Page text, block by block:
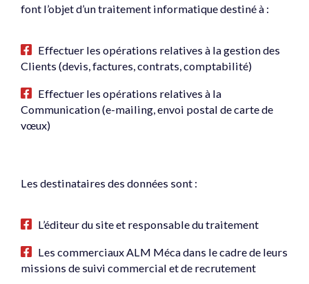
font l’objet d’un traitement informatique destiné à :
Effectuer les opérations relatives à la gestion des
Clients (devis, factures, contrats, comptabilité)
Effectuer les opérations relatives à la
Communication (e-mailing, envoi postal de carte de
vœux)
Les destinataires des données sont :
L’éditeur du site et responsable du traitement
Les commerciaux ALM Méca dans le cadre de leurs
missions de suivi commercial et de recrutement